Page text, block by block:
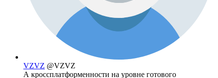
VZVZ @VZVZ
А кроссплатформенности на уровне готового